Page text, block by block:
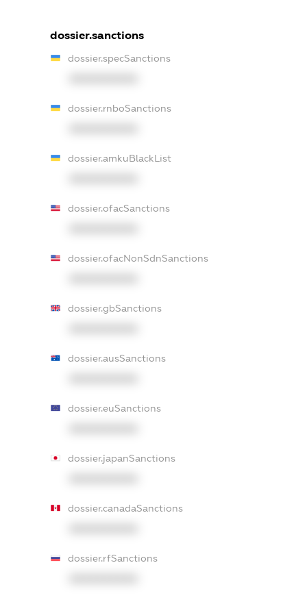
dossier.sanctions
dossier.specSanctions
dossier.rnboSanctions
dossier.amkuBlackList
dossier.ofacSanctions
dossier.ofacNonSdnSanctions
dossier.gbSanctions
dossier.ausSanctions
dossier.euSanctions
dossier.japanSanctions
dossier.canadaSanctions
dossier.rfSanctions